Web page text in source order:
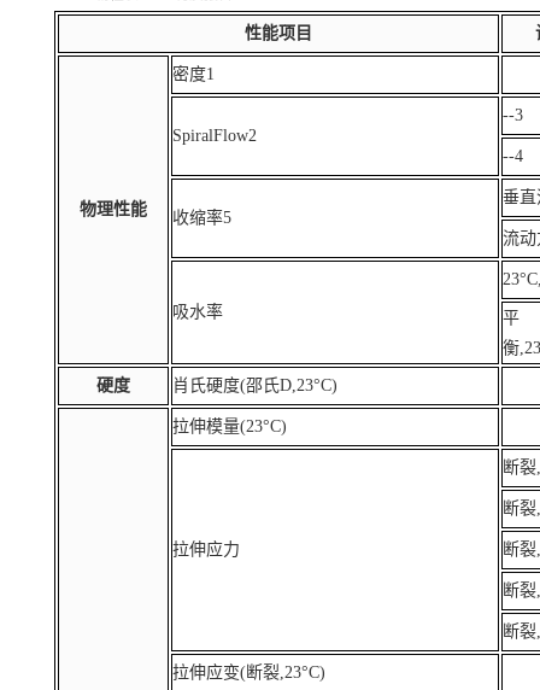
性能项目
物理性能
密度1
SpiralFlow2
--3
--4
收缩率5
垂直
流动
吸水率
平
衡
硬度 肖氏硬度(邵氏D,23°C)
拉伸模量(23°C)
拉伸应力
断裂
断裂
断裂
断裂
断裂
拉伸应变(断裂,23°C)